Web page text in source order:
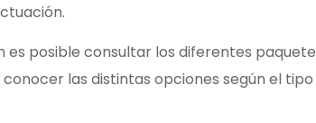
posible consultar los diferentes
conocer las distintas opciones según el